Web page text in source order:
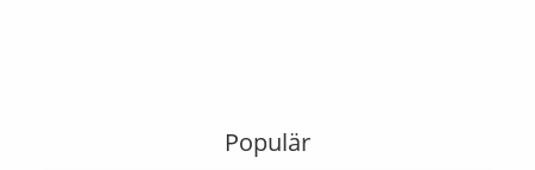
Populär